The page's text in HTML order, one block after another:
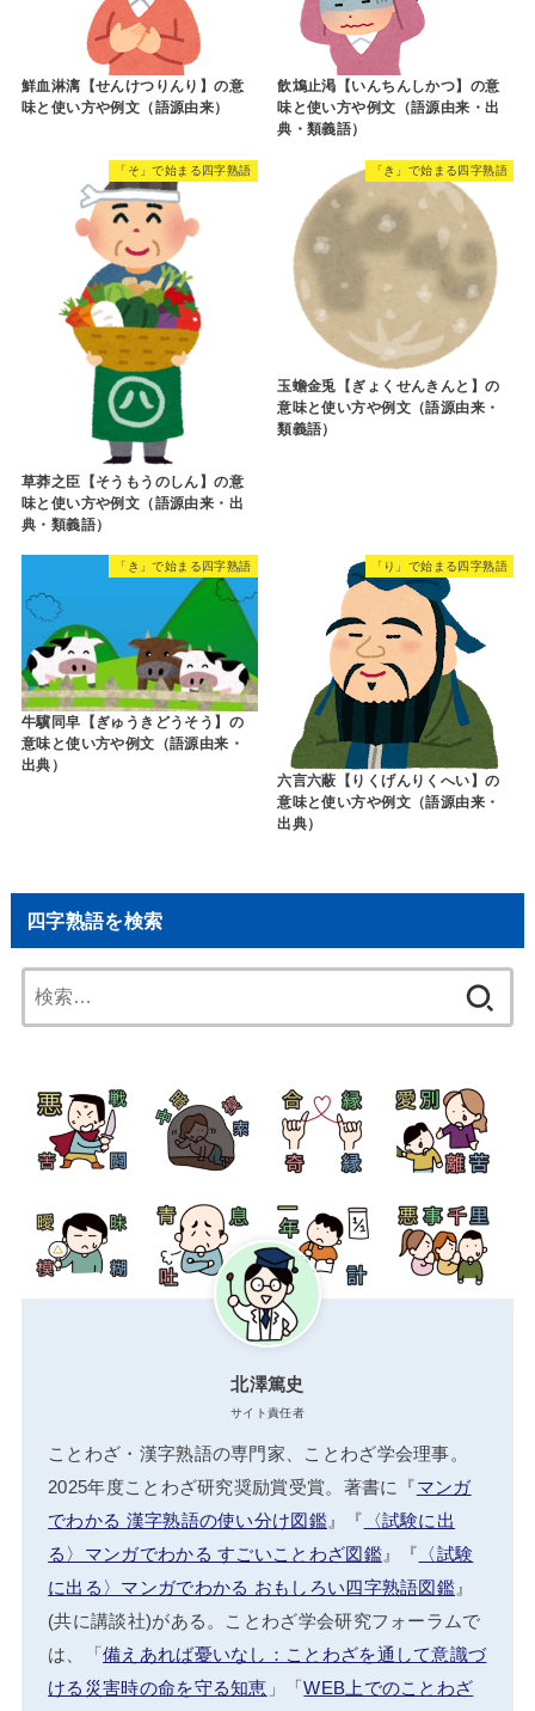
鮮血淋漓【せんけつりんり】の意
味と使い方や例文（語源由来）
飲鴆止渇【いんちんしかつ】の意
味と使い方や例文（語源由来・出
典・類義語）
「そ」で始まる四字熟語
草莽之臣【そうもうのしん】の意
味と使い方や例文（語源由来・出
典・類義語）
「き」で始まる四字熟語
玉蟾金兎【ぎょくせんきんと】の
意味と使い方や例文（語源由来・
類義語）
「き」で始まる四字熟語
牛驥同皁【ぎゅうきどうそう】の
意味と使い方や例文（語源由来・
出典）
「り」で始まる四字熟語
六言六蔽【りくげんりくへい】の
意味と使い方や例文（語源由来・
出典）
四字熟語を検索
索:
北澤篤史
サイト責任者
ことわざ・漢字熟語の専門家、ことわざ学会理事。
2025年度ことわざ研究奨励賞受賞。著書に『マンガ
でわかる 漢字熟語の使い分け図鑑』『 〈試験に出
る〉マンガでわかる すごいことわざ図鑑』『 〈試験
に出る〉マンガでわかる おもしろい四字熟語図鑑』
(共に講談社)がある。ことわざ学会研究フォーラムで
は、「備えあれば憂いなし：ことわざを通して意識づ
ける災害時の命を守る知恵 」「WEB上でのことわざ